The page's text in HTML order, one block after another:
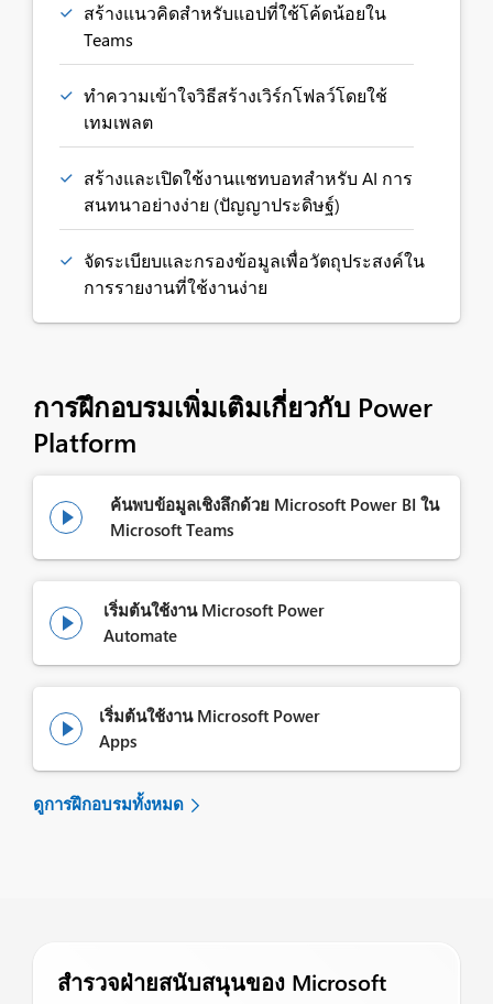
สร้างแนวคิดสำหรับแอปที่ใช้โค้ดน้อยใน
Teams
ทำความเข้าใจวิธีสร้างเวิร์กโฟลว์โดยใช้
เทมเพลต
สร้างและเปิดใช้งานแชทบอทสำหรับ AI การ
สนทนาอย่างง่าย (ปัญญาประดิษฐ์)
จัดระเบียบและกรองข้อมูลเพื่อวัตถุประสงค์ใน
การรายงานที่ใช้งานง่าย
การฝึกอบรมเพิ่มเติมเกี่ยวกับ Power
Platform

ค้นพบข้อมูลเชิงลึกด้วย Microsoft Power BI ใน
Microsoft Teams

เริ่มต้นใช้งาน Microsoft Power
Automate

เริ่มต้นใช้งาน Microsoft Power
Apps
ดูการฝึกอบรมทั้งหมด
สำรวจฝ่ายสนับสนุนของ Microsoft